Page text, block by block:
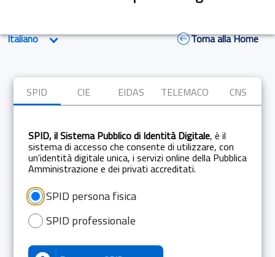
Torna alla Home
SPID CIE EIDAS TELEMACO CNS
SPID, il Sistema Pubblico di Identità Digitale, è il
sistema di accesso che consente di utilizzare, con
un'identità digitale unica, i servizi online della Pubblica
Amministrazione e dei privati accreditati.
SPID persona fisica
SPID professionale